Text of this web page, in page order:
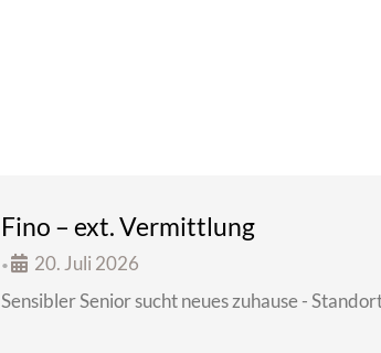
Fino – ext. Vermittlung
•
20. Juli 2026
Sensibler Senior sucht neues zuhause -